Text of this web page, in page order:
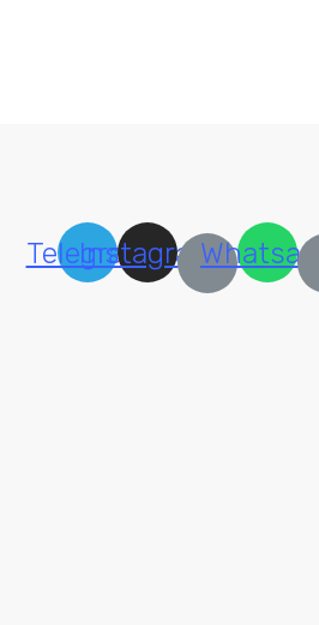
Telegram
InstagramWhatsapp